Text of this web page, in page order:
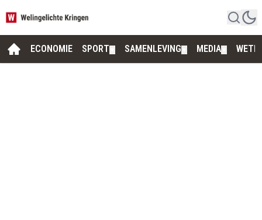
ECONOMIE SPORT SAMENLEVING MEDIA